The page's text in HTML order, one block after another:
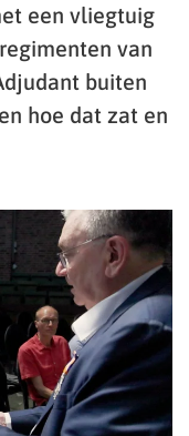
een vliegtuig
van
buiten
hoe dat zat en